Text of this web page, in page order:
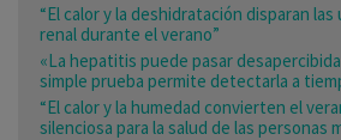
“El calor y la deshidratación disparan
renal durante el verano”
«La hepatitis puede pasar
simple prueba permite detectarla a
“El calor y la humedad convierten el
silenciosa para la salud de las personas